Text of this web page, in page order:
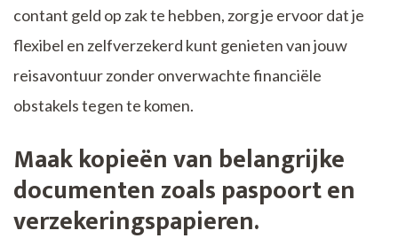
contant geld op zak te hebben, zorg je ervoor dat je
flexibel en zelfverzekerd kunt genieten van jouw
reisavontuur zonder onverwachte financiële
obstakels tegen te komen.
Maak kopieën van belangrijke
documenten zoals paspoort en
verzekeringspapieren.